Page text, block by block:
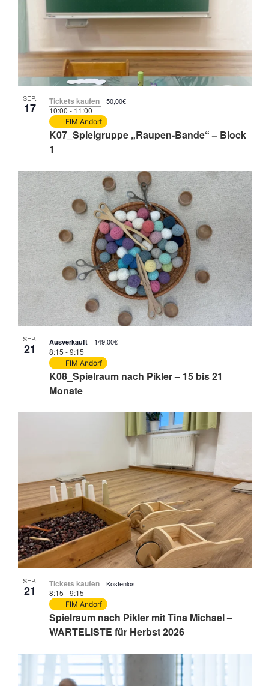
SEP.
17
K07_Spielgruppe „Raupen-Bande“ – Block
1
10:00-11:00
FIM Andorf
Tickets kaufen 50,00€
SEP.
21
K08_Spielraum nach Pikler – 15 bis 21
Monate
8:15 -9:15
FIM Andorf
Ausverkauft 149,00€
SEP.
21
Spielraum nach Pikler mit Tina Michael –
WARTELISTE für Herbst 2026
8:15-9:15
FIM Andorf
Tickets kaufen Kostenlos